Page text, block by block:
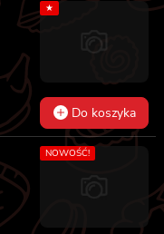
★
Do koszyka
NOWOŚĆ!